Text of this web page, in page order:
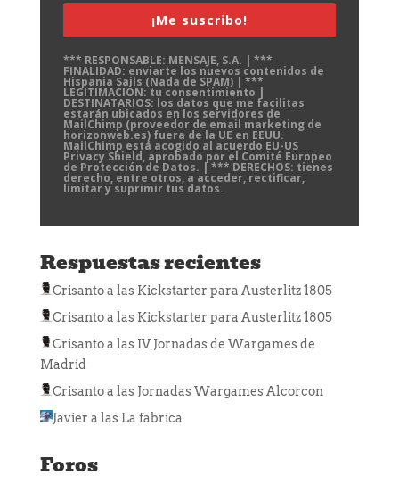
¡Me suscribo!
*** RESPONSABLE: MENSAJE, S.A. | ***
FINALIDAD: enviarte los nuevos contenidos de
Hispania Sails (Nada de SPAM) | ***
LEGITIMACIÓN: tu consentimiento |
DESTINATARIOS: los datos que me facilitas
estarán ubicados en los servidores de
MailChimp (proveedor de email marketing de
horizonweb.es) fuera de la UE en EEUU.
MailChimp está acogido al acuerdo EU-US
Privacy Shield, aprobado por el Comité Europeo
de Protección de Datos. | *** DERECHOS: tienes
derecho, entre otros, a acceder, rectificar,
limitar y suprimir tus datos.
Respuestas recientes
Crisantoa las Kickstarter para Austerlitz 1805
Crisantoa las Kickstarter para Austerlitz 1805
Crisantoa las IV Jornadas de Wargames de
Madrid
Crisantoa las Jornadas Wargames Alcorcon
Javier a las La fabrica
Foros